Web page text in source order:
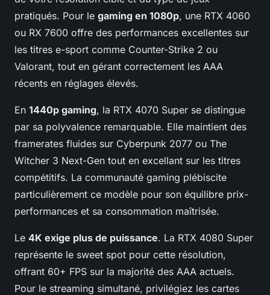
pratiqués. Pour le gaming en 1080p, une RTX 4060
ou RX 7600 offre des performances excellentes sur
les titres e-sport comme Counter-Strike 2 ou
Valorant, tout en gérant correctement les AAA
récents en réglages élevés.
En 1440p gaming, la RTX 4070 Super se distingue
par sa polyvalence remarquable. Elle maintient des
framerates fluides sur Cyberpunk 2077 ou The
Witcher 3 Next-Gen tout en excellant sur les titres
compétitifs. La communauté gaming plébiscite
particulièrement ce modèle pour son équilibre prix-
performances et sa consommation maîtrisée.
Le 4K exige plus de puissance. La RTX 4080 Super
représente le sweet spot pour cette résolution,
offrant 60+ FPS sur la majorité des AAA actuels.
Pour le streaming simultané, privilégiez les cartes